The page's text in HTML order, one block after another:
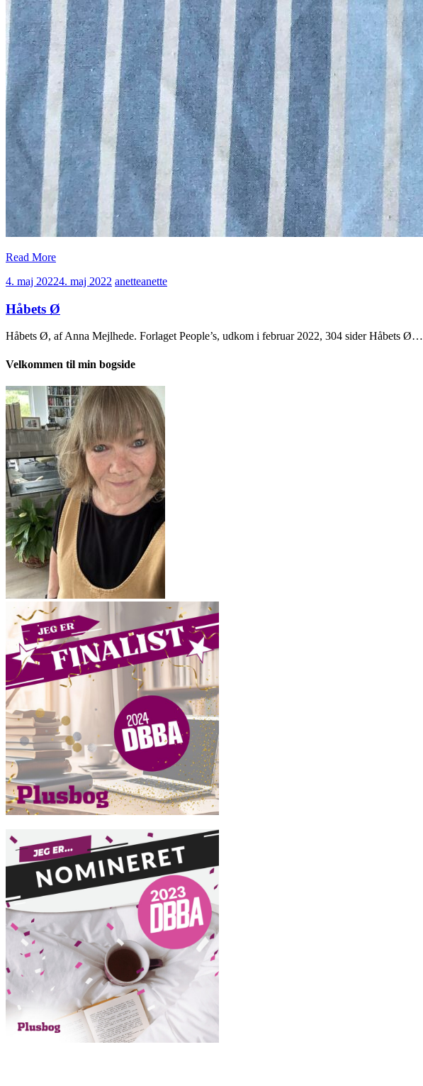
Read More
4. maj 20224. maj 2022 anetteanette
Håbets Ø
Håbets Ø, af Anna Mejlhede. Forlaget People’s, udkom i februar 2022, 304 sider Håbets Ø…
Velkommen til min bogside